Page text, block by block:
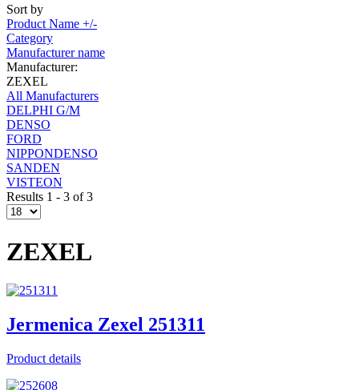
Sort by
Product Name +/-
Category
Manufacturer name
Manufacturer:
ZEXEL
All Manufacturers
DELPHI G/M
DENSO
FORD
NIPPONDENSO
SANDEN
VISTEON
Results 1 - 3 of 3
ZEXEL
Jermenica Zexel 251311
Product details